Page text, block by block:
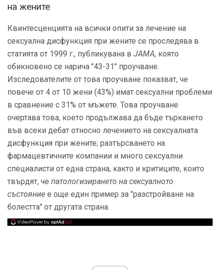
на жените
Квинтесценцията на всички опити за лечение на
сексуална дисфункция при жените се проследява в
статията от 1999 г., публикувана в JAMA, която
обикновено се нарича "43-31" проучване.
Изследователите от това проучване показват, че
повече от 4 от 10 жени (43%) имат сексуални проблеми
в сравнение с 31% от мъжете. Това проучване
очертава това, което продължава да бъде търкането
във всеки дебат относно лечението на сексуалната
дисфункция при жените; разтърсването на
фармацевтичните компании и много сексуални
специалисти от една страна, както и критиците, които
твърдят, че патологизирането на сексуалното
състояние е още един пример за "разстройване на
болестта" от другата страна.